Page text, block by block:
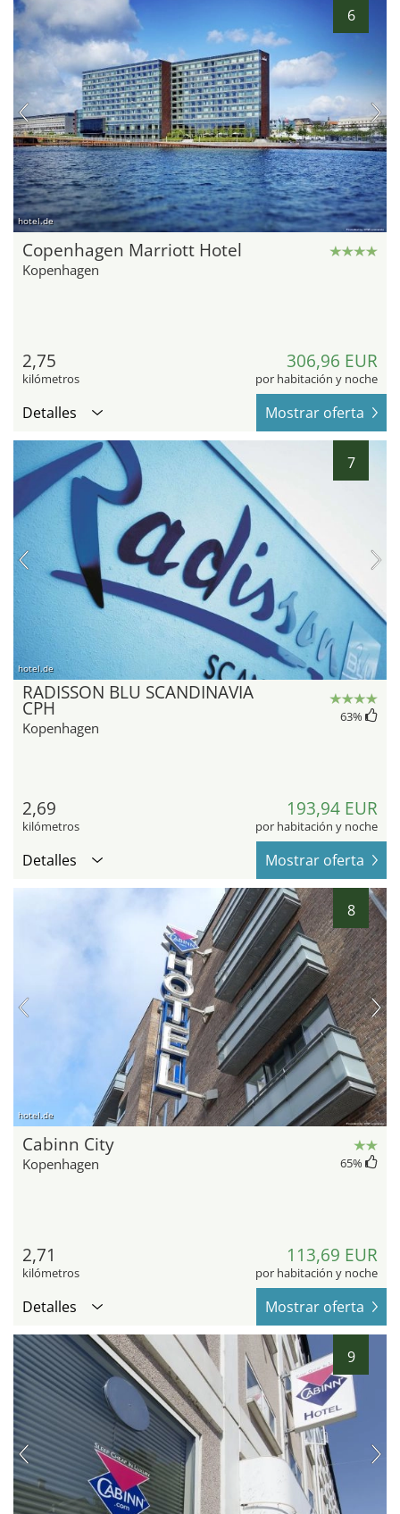
6
hotel.de
Copenhagen Marriott Hotel
Kopenhagen
2,75
kilómetros
306,96 EUR
por habitación y noche
Detalles Mostrar oferta
7
hotel.de
RADISSON BLU SCANDINAVIA
CPH
Kopenhagen
63%
2,69
kilómetros
193,94 EUR
por habitación y noche
Detalles Mostrar oferta
8
hotel.de
Cabinn City
Kopenhagen 65%
2,71
kilómetros
113,69 EUR
por habitación y noche
Detalles Mostrar oferta
9